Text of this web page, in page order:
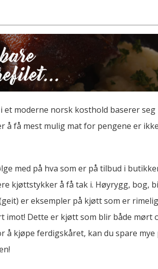
et moderne norsk kosthold baserer
å få mest mulig mat for pengene er
med på hva som er på tilbud i
kjøttstykker å få tak i. Høyrygg, bog,
er eksempler på kjøtt som er
imot! Dette er kjøtt som blir både mørt
kjøpe ferdigskåret, kan du spare mye